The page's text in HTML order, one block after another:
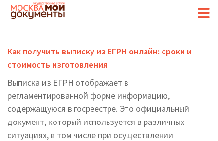
Как получить выписку из ЕГРН онлайн: сроки и
стоимость изготовления
Выписка из ЕГРН отображает в
регламентированной форме информацию,
содержащуюся в госреестре. Это официальный
документ, который используется в различных
ситуациях, в том числе при осуществлении